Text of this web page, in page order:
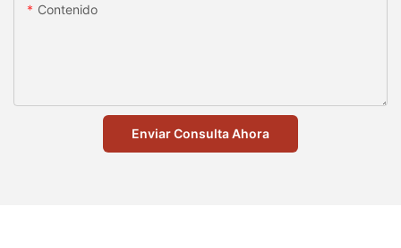
Contenido
Enviar Consulta Ahora